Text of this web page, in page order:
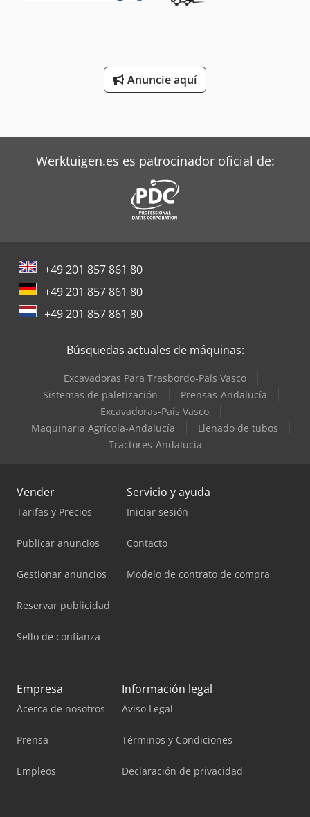
Anuncie aquí
Werktuigen.es es patrocinador oficial de:
+49 201 857 861 80
+49 201 857 861 80
+49 201 857 861 80
Búsquedas actuales de máquinas:
Excavadoras Para Trasbordo-País Vasco
Sistemas de paletización
Prensas-Andalucía
Excavadoras-País Vasco
Maquinaria Agrícola-Andalucía
Llenado de tubos
Tractores-Andalucía
Vender
Tarifas y Precios
Publicar anuncios
Gestionar anuncios
Reservar publicidad
Sello de confianza
Servicio y ayuda
Iniciar sesión
Contacto
Modelo de contrato de compra
Empresa
Acerca de nosotros
Prensa
Empleos
Información legal
Aviso Legal
Términos y Condiciones
Declaración de privacidad